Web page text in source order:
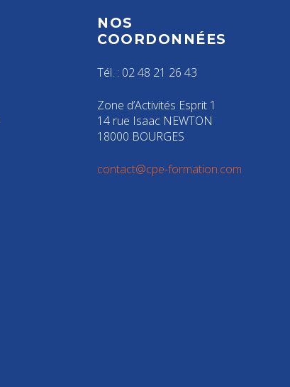
NOS
COORDONNÉES
Tél. : 02 48 21 26 43
Zone d’Activités Esprit 1
14 rue Isaac NEWTON
18000 BOURGES
contact@cpe-formation.com